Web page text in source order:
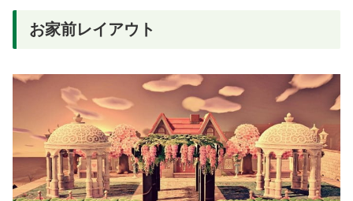
お家前レイアウト